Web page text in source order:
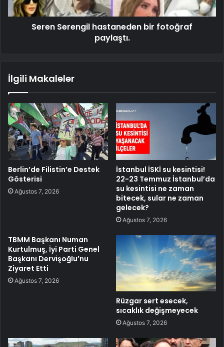
Seren Serengil hastaneden bir fotoğraf
paylaştı.
İlgili Makaleler
Berlin’de Filistin’e Destek
Gösterisi
Ağustos 7, 2026
İstanbul İSKİ su kesintisi!
22-23 Temmuz İstanbul’da
su kesintisi ne zaman
bitecek, sular ne zaman
gelecek?
Ağustos 7, 2026
TBMM Başkanı Numan
Kurtulmuş, İyi Parti Genel
Başkanı Dervişoğlu’nu
Ziyaret Etti
Ağustos 7, 2026
Rüzgar sert esecek,
sıcaklık değişmeyecek
Ağustos 7, 2026